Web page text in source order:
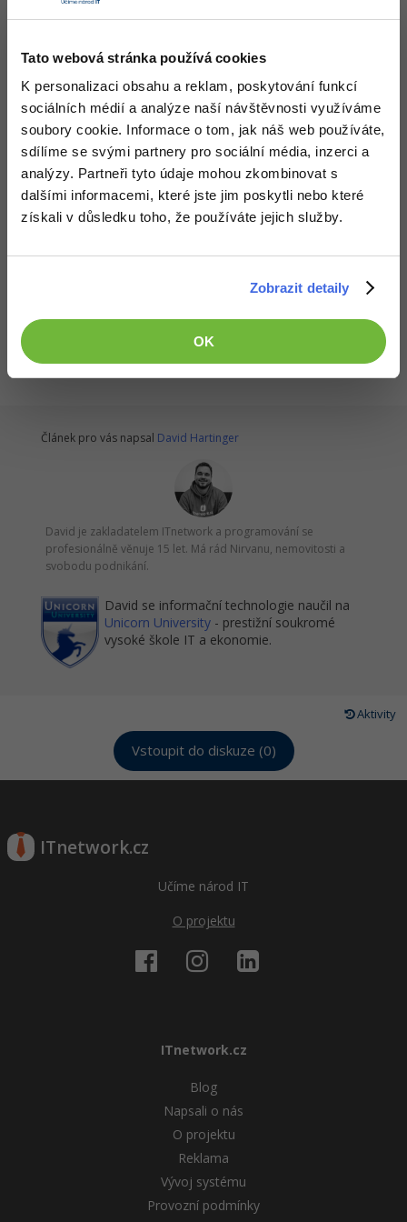
Tato webová stránka používá cookies
K personalizaci obsahu a reklam, poskytování funkcí
sociálních médií a analýze naší návštěvnosti využíváme
soubory cookie. Informace o tom, jak náš web používáte,
sdílíme se svými partnery pro sociální média, inzerci a
analýzy. Partneři tyto údaje mohou zkombinovat s
dalšími informacemi, které jste jim poskytli nebo které
získali v důsledku toho, že používáte jejich služby.
Zobrazit detaily
OK
Pozicování a velikost - CSS vlastnosti
Článek pro vás napsal David Hartinger
David je zakladatelem ITnetwork a programování se
profesionálně věnuje 15 let. Má rád Nirvanu, nemovitosti a
svobodu podnikání.
David se informační technologie naučil na
Unicorn University - prestižní soukromé
vysoké škole IT a ekonomie.
Aktivity
Vstoupit do diskuze (0)
ITnetwork.cz
Učíme národ IT
O projektu
ITnetwork.cz
Blog
Napsali o nás
O projektu
Reklama
Vývoj systému
Provozní podmínky